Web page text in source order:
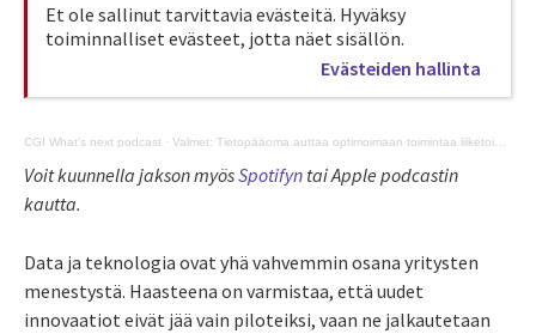
Et ole sallinut tarvittavia evästeitä. Hyväksy
toiminnalliset evästeet, jotta näet sisällön.
Evästeiden hallinta
CGI What's next podcast · Valmet: Tietopääoma auttaa optimoimaan toimintaa liiketoiminnan parhaaksi
Voit kuunnella jakson myösSpotifyn tai Apple podcastin
kautta.
Data ja teknologia ovat yhä vahvemmin osana yritysten
menestystä. Haasteena on varmistaa, että uudet
innovaatiot eivät jää vain piloteiksi, vaan ne jalkautetaan